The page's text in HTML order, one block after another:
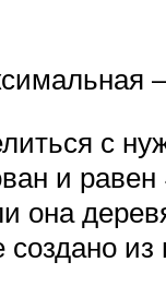
с
и
из